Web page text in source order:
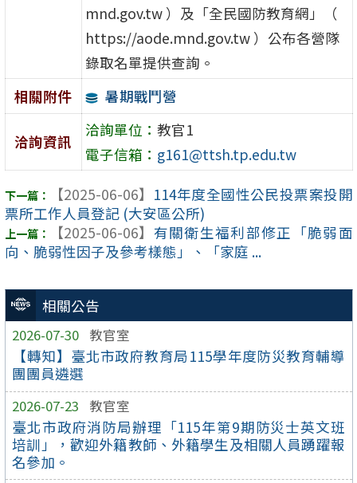
相關公告
2026-07-30 教官室
【轉知】臺北市政府教育局115學年度防災教育輔導
團團員遴選
2026-07-23 教官室
臺北市政府消防局辦理「115年第9期防災士英文班
培訓」，歡迎外籍教師、外籍學生及相關人員踴躍報
名參加。
mnd.gov.tw ）及「全民國防教育網」（
https://aode.mnd.gov.tw ）公布各營隊
錄取名單提供查詢。
相關附件
暑期戰鬥營
洽詢資訊
洽詢單位： 教官1
電子信箱： g161@ttsh.tp.edu.tw
【2025-06-06】 114年度全國性公民投票案投開
票所工作人員登記 (大安區公所)
【2025-06-06】 有關衛生福利部修正「脆弱面
向、脆弱性因子及參考樣態」、「家庭 ...